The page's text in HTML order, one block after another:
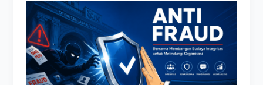
Membangun
Budaya
Anti-
Fraud:
Ketika
Internal